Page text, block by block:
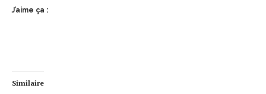
J’aime ça :
Similaire